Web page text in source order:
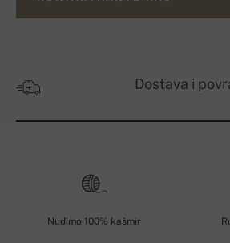
Dostava i
Nudimo 100% kašmir